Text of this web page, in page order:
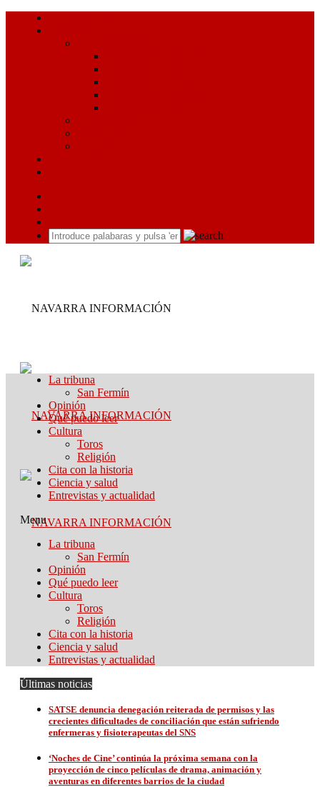
La tribuna
San Fermín
Opinión
Qué puedo leer
Cultura
Toros
Religión
Cita con la historia
Ciencia y salud
Entrevistas y actualidad
Menu
La tribuna
San Fermín
Opinión
Qué puedo leer
Cultura
Toros
Religión
Cita con la historia
Ciencia y salud
Entrevistas y actualidad
Últimas noticias
SATSE denuncia denegación reiterada de permisos y las
crecientes dificultades de conciliación que están sufriendo
enfermeras y fisioterapeutas del SNS
‘Noches de Cine’ continúa la próxima semana con la
proyección de cinco películas de drama, animación y
aventuras en diferentes barrios de la ciudad